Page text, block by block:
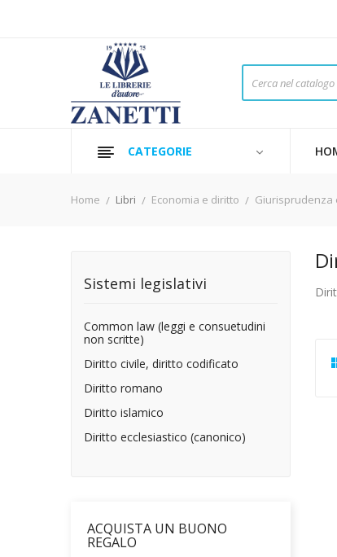
CATEGORIE
Home Libri Economia e diritto Giurisprudenza
Sistemi legislativi
Common law (leggi e consuetudini
non scritte)
Diritto civile, diritto codificato
Diritto romano
Diritto islamico
Diritto ecclesiastico (canonico)
ACQUISTA UN BUONO
REGALO